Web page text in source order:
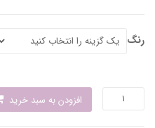
رنگ
افزودن به سبد خرید